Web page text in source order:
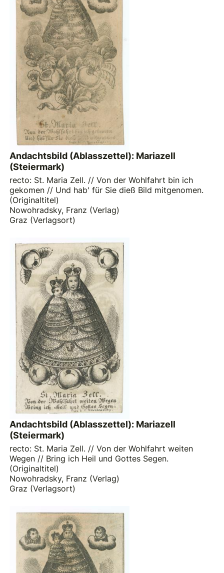
Andachtsbild (Ablasszettel): Mariazell
(Steiermark)
recto: St. Maria Zell. // Von der Wohlfahrt bin ich
gekomen // Und hab' für Sie dieß Bild mitgenomen.
(Originaltitel)
Nowohradsky, Franz (Verlag)
Graz (Verlagsort)
Andachtsbild (Ablasszettel): Mariazell
(Steiermark)
recto: St. Maria Zell. // Von der Wohlfahrt weiten
Wegen // Bring ich Heil und Gottes Segen.
(Originaltitel)
Nowohradsky, Franz (Verlag)
Graz (Verlagsort)